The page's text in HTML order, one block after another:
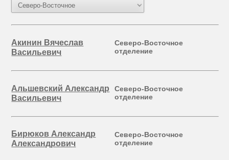
Акинин Вячеслав
Васильевич
Северо-Восточное
отделение
Альшевский Александр
Васильевич
Северо-Восточное
отделение
Бирюков Александр
Александрович
Северо-Восточное
отделение